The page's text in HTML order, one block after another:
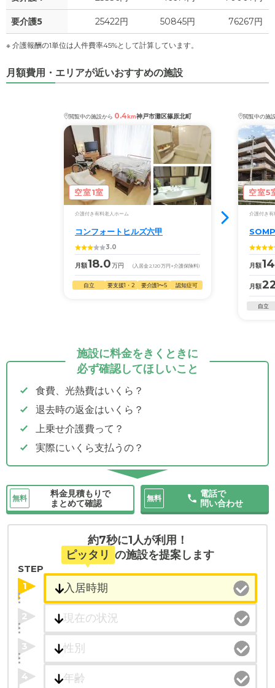
要介護5 25422円 50845円 76267円
※ 介護報酬の1単位は人件費率45%として計算しています。
月額費用・エリアが近いおすすめの施設
閲覧中の施設から 0.4km神戸市灘区篠原北町
空室1室
介護付き有料老人ホーム
コンフォートヒルズ六甲
3.0
月額18.0万円 (入居金2,120万円 +介護保険料)
自立 要支援1・2 要介護1〜5 認知症可
閲覧中の施
空室5
介護付き有
月額
月額
自立
施設に料金をきくときに
必ず確認してほしいこと
食費、光熱費はいくら？
退去時の返金はいくら？
上乗せ介護費って？
実際にいくら支払うの？
無料
料金見積もりで
まとめて確認
無料
電話で
問い合わせ
約7秒に1人が利用！
ピッタリ の施設を提案します
STEP
1
2
3
4